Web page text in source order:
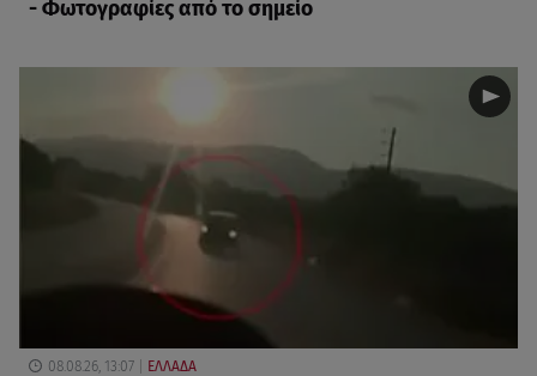
- Φωτογραφίες από το σημείο
08.08.26, 13:07 ΕΛΛΑΔΑ